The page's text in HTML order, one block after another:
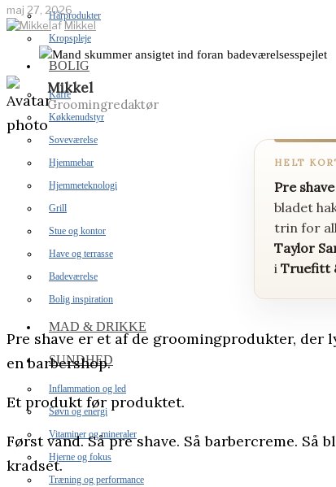
Hårprodukter
Kropspleje
BOLIG
Kaffe
Køkkenudstyr
Soveværelse
Hjemmebar
Hjemmeteknologi
Grill
Stue og kontor
Have og terrasse
Badeværelse
Bolig inspiration
MAD & DRIKKE
SUNDHED
Inflammation og led
Søvn og energi
Vitaminer og mineraler
Hjerne og fokus
Træning og performance
maj 27, 2026
afMikkel
Mikkel
Groomingredaktør
HELT
Pre
bladet
trin for
Taylor
i Truefitt
Pre shave er et af de groomingprodukter,
en barbershop.
Et produkt før produktet.
Først vand. Så pre shave. Så barbercreme.
kradset.